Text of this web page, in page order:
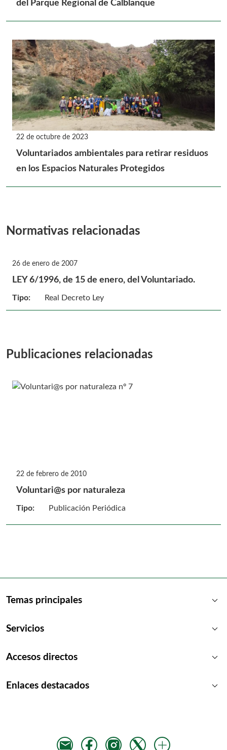
del Parque Regional de Calblanque
22 de octubre de 2023
Voluntariados ambientales para retirar residuos
en los Espacios Naturales Protegidos
Normativas relacionadas
26 de enero de 2007
LEY 6/1996, de 15 de enero, del Voluntariado.
Tipo: Real Decreto Ley
Publicaciones relacionadas
22 de febrero de 2010
Voluntari@s por naturaleza
Tipo: Publicación Periódica
Temas principales keyboard_arrow_down
Servicios keyboard_arrow_down
Accesos directos keyboard_arrow_down
Enlaces destacados keyboard_arrow_down